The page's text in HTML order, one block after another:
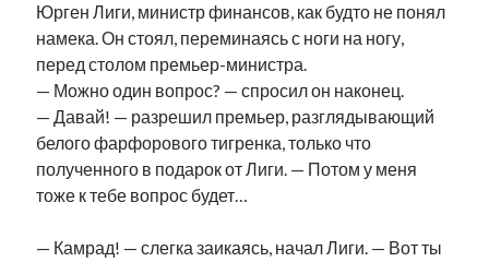
рийгикогу россия русский роман
русскоязычное образование сми ссср стенограмма
т.х. ильвес танк фотоотчет экономика
эстония эстонский язык
mstalnuhhin@gmail.com
Юрген Лиги, министр финансов, как будто не понял
намека. Он стоял, переминаясь с ноги на ногу,
перед столом премьер-министра.
— Можно один вопрос? — спросил он наконец.
— Давай! — разрешил премьер, разглядывающий
белого фарфорового тигренка, только что
полученного в подарок от Лиги. — Потом у меня
тоже к тебе вопрос будет…
— Камрад! — слегка заикаясь, начал Лиги. — Вот ты